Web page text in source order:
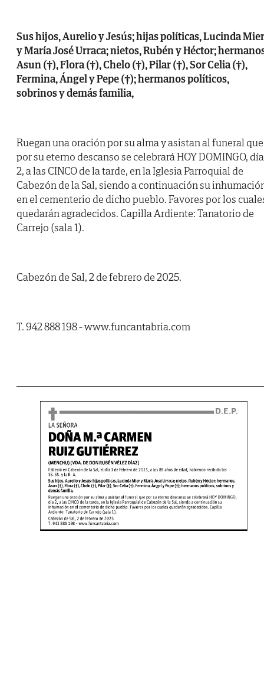
Sus hijos, Aurelio y Jesús; hijas políticas, Lucinda Mier
y María José Urraca; nietos, Rubén y Héctor;
Asun (†), Flora (†), Chelo (†), Pilar (†), Sor Celia (†),
Fermina, Ángel y Pepe (†); hermanos políticos,
sobrinos y demás familia,
Ruegan una oración por su alma y asistan al funeral que
por su eterno descanso se celebrará HOY DOMINGO, día
2, a las CINCO de la tarde, en la Iglesia Parroquial de
Cabezón de la Sal, siendo a continuación su
en el cementerio de dicho pueblo. Favores por los
quedarán agradecidos. Capilla Ardiente: Tanatorio de
Carrejo (sala 1).
Cabezón de Sal, 2 de febrero de 2025.
T. 942 888 198 - www.funcantabria.com